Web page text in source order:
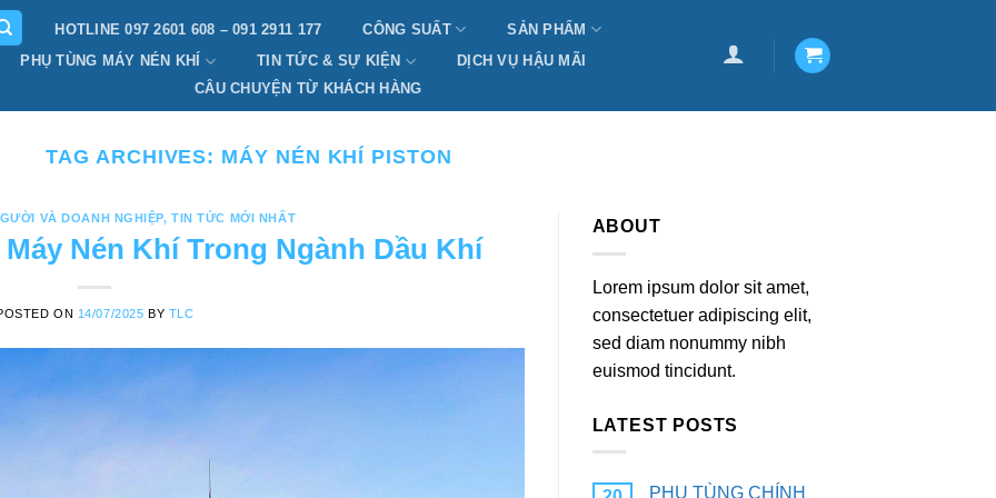
HOTLINE 097 2601 608 – 091 2911 177 CÔNG SUẤT
SẢN PHẨM
PHỤ TÙNG MÁY NÉN KHÍ
TIN TỨC & SỰ KIỆN
DỊCH VỤ HẬU MÃI
CÂU CHUYỆN TỪ KHÁCH HÀNG
TAG ARCHIVES: MÁY NÉN KHÍ PISTON
VÀ DOANH NGHIỆP,TIN TỨC MỚI NHẤT
Nén Khí Trong Ngành Dầu Khí
ON 14/07/2025 BY TLC
ABOUT
Lorem ipsum dolor sit amet,
consectetuer adipiscing elit,
sed diam nonummy nibh
euismod tincidunt.
LATEST POSTS
PHỤ TÙNG CHÍNH